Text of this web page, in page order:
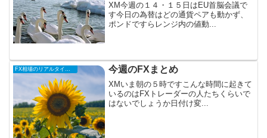
XM今週の１４・１５日はEU首脳会議で
す今日の為替はどの通貨ペアも動かず、
ポンドですらレンジ内の値動...
FX相場のリアルタイム情報 今週のFXまとめ
XMいま朝の５時ですこんな時間に起きて
いるのはFXトレーダーの人たちくらいで
はないでしょうか日付け変...